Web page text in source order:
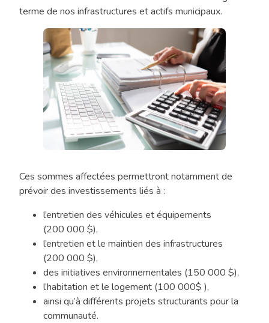
terme de nos infrastructures et actifs municipaux.
Accountant
Woman
In
Office.
Finance
Invoice
Accounting
Ces sommes affectées permettront notamment de
prévoir des investissements liés à :
l’entretien des véhicules et équipements
(200 000 $),
l’entretien et le maintien des infrastructures
(200 000 $),
des initiatives environnementales (150 000 $),
l’habitation et le logement (100 000$ ),
ainsi qu’à différents projets structurants pour la
communauté.